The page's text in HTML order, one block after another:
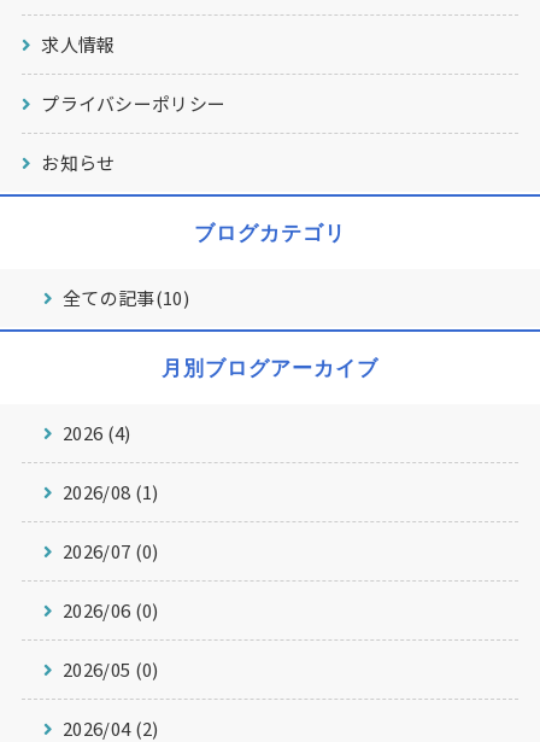
求人情報
プライバシーポリシー
お知らせ
ブログカテゴリ
全ての記事(10)
月別ブログアーカイブ
2026 (4)
2026/08 (1)
2026/07 (0)
2026/06 (0)
2026/05 (0)
2026/04 (2)